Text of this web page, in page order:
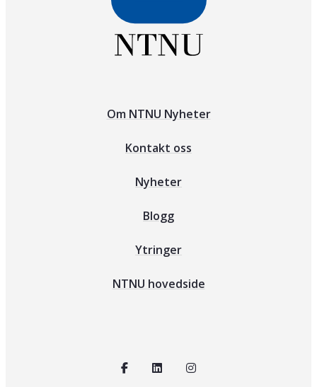
Om NTNU Nyheter
Kontakt oss
Nyheter
Blogg
Ytringer
NTNU hovedside